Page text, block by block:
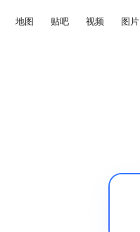
地图 贴吧 视频 图片